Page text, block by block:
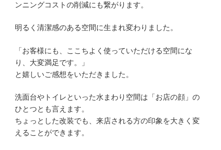
ンニングコストの削減にも繋がります。
明るく清潔感のある空間に生まれ変わりました。
「お客様にも、ここちよく使っていただける空間にな
り、大変満足です。」
と嬉しいご感想をいただきました。
洗面台やトイレといった水まわり空間は「お店の顔」の
ひとつとも言えます。
ちょっとした改装でも、来店される方の印象を大きく変
えることができます。